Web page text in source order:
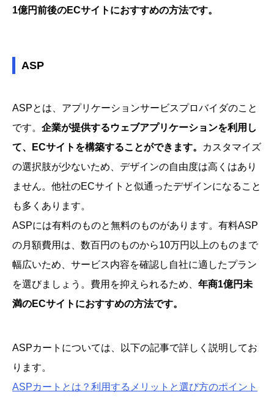
1億円前後のECサイトにおすすめの方法です。
ASP
ASPとは、アプリケーションサービスプロバイダのこと
です。 企業が提供するウェブアプリケーションを利用し
て、ECサイトを構築することができます。
カスタマイズ
の選択肢が少ないため、デザインの自由度は高くはあり
ません。他社のECサイトと似通ったデザインになること
も多くあります。
ASPには有料のものと無料のものがあります。有料ASP
の月額費用は、数百円のものから10万円以上のものまで
幅広いため、サービス内容を確認し自社に適したプラン
を選びましょう。費用を抑えられるため、 年商1億円未
満のECサイトにおすすめの方法です。
ASPカートについては、以下の記事で詳しく説明してお
ります。
ASPカートとは？利用するメリットと選び方のポイント